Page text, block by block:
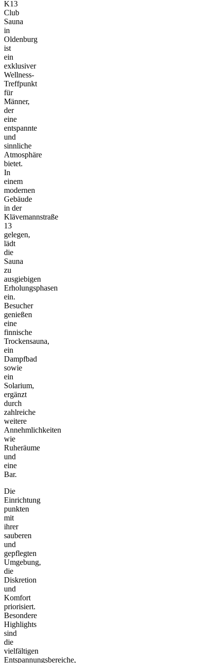
K13
Club
Sauna
in
Oldenburg
ist
ein
exklusiver
Wellness-
Treffpunkt
für
Männer,
der
eine
entspannte
und
sinnliche
Atmosphäre
bietet.
In
einem
modernen
Gebäude
in der
Klävemannstraße
13
gelegen,
lädt
die
Sauna
zu
ausgiebigen
Erholungsphasen
ein.
Besucher
genießen
eine
finnische
Trockensauna,
ein
Dampfbad
sowie
ein
Solarium,
ergänzt
durch
zahlreiche
weitere
Annehmlichkeiten
wie
Ruheräume
und
eine
Bar.
Die
Einrichtung
punkten
mit
ihrer
sauberen
und
gepflegten
Umgebung,
die
Diskretion
und
Komfort
priorisiert.
Besondere
Highlights
sind
die
vielfältigen
Entspannungsbereiche,